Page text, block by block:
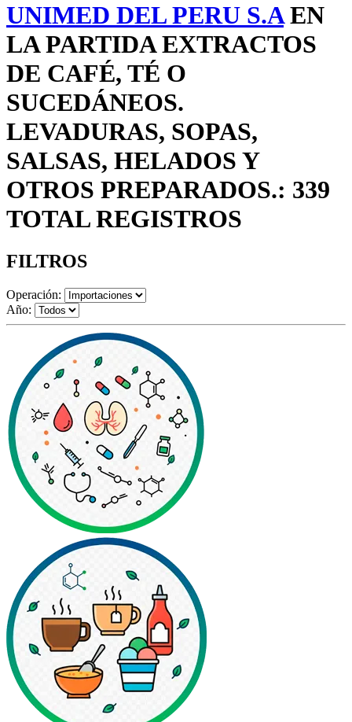
UNIMED DEL PERU S.AEN
LA PARTIDA EXTRACTOS
DE CAFÉ, TÉ O
SUCEDÁNEOS.
LEVADURAS, SOPAS,
SALSAS, HELADOS Y
OTROS PREPARADOS.: 339
TOTAL REGISTROS
FILTROS
Operación:
Año: